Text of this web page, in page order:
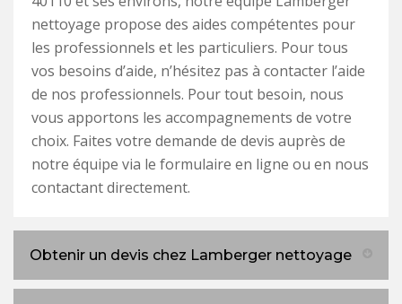
nettoyage propose des aides compétentes pour
les professionnels et les particuliers. Pour tous
vos besoins d’aide, n’hésitez pas à contacter l’aide
de nos professionnels. Pour tout besoin, nous
vous apportons les accompagnements de votre
choix. Faites votre demande de devis auprès de
notre équipe via le formulaire en ligne ou en nous
contactant directement.
Obtenir un devis chez Lamberger nettoyage